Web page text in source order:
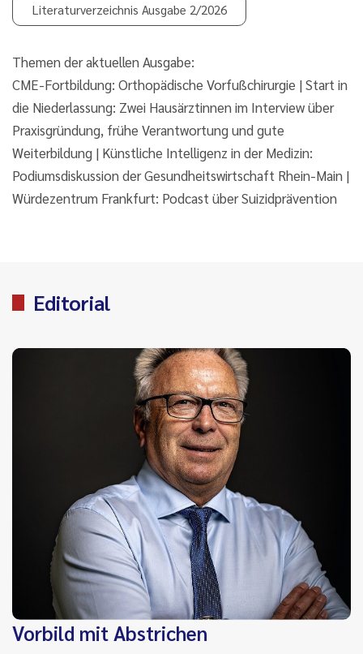
Literaturverzeichnis Ausgabe 2/2026
Themen der aktuellen Ausgabe:
CME-Fortbildung: Orthopädische Vorfußchirurgie | Start in
die Niederlassung: Zwei Hausärztinnen im Interview über
Praxisgründung, frühe Verantwortung und gute
Weiterbildung | Künstliche Intelligenz in der Medizin:
Podiumsdiskussion der Gesundheitswirtschaft Rhein-Main |
Würdezentrum Frankfurt: Podcast über Suizidprävention
Editorial
Vorbild mit Abstrichen